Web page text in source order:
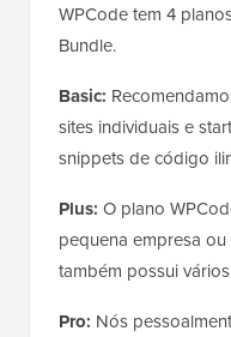
WPCode tem 4
Bundle.
Basic:
sites individuais e
snippets de código
Plus: O plano
pequena empresa
também possui
Pro: Nós